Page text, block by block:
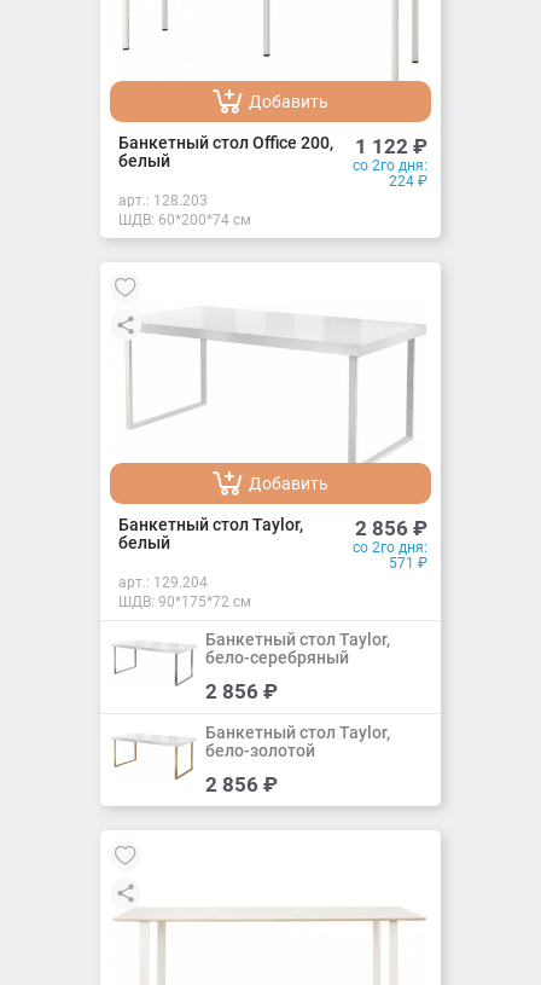
Добавить
Добавлено
Банкетный стол Office 200,
белый
1 122 ₽
со 2го дня:
224 ₽
арт.: 128.203
ШДВ: 60*200*74 см
Добавить
Добавлено
Банкетный стол Taylor,
белый
2 856 ₽
со 2го дня:
571 ₽
арт.: 129.204
ШДВ: 90*175*72 см
Добавить
Добавлено
Банкетный стол Taylor,
бело-серебряный
2 856 ₽
Добавить
Добавлено
Банкетный стол Taylor,
бело-золотой
2 856 ₽